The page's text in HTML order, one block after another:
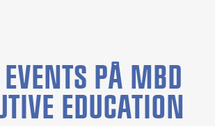
EVENTS PÅ MBD
EDUCATION